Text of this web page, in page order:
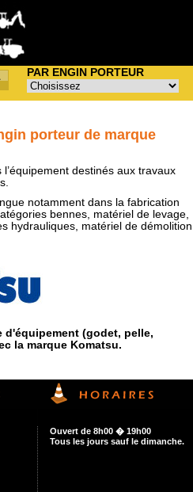
PAR ENGIN PORTEUR
porteur de marque
destinés aux travaux
notamment dans la fabrication
bennes, matériel de levage,
hydrauliques, matériel de
(godet, pelle,
la marque Komatsu.
Ouvert de 8h00 � 19h00
Tous les jours sauf le dimanche.